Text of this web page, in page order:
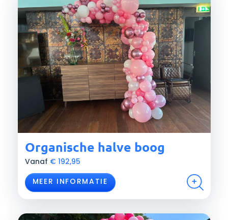
Organische halve boog
Vanaf €192,95
MEER INFORMATIE